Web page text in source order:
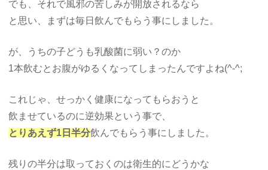
でも、それで風邪の苦しみが開放されるなら
と思い、まずは毎日飲んでもらう事にしました。
が、うちの子どうも乳酸菌に弱い？のか
1本飲むとお腹がゆるくなってしまったんですよね(^-^;
これじゃ、せっかく健康になってもらおうと
飲ませているのに逆効果という事で、
とりあえず1日半分飲んでもらう事にしました。
残りの半分は取っておくのは衛生的にどうかな